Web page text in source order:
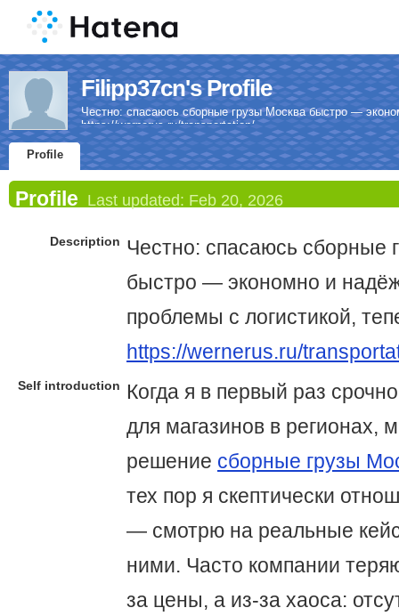
Filipp37cn's Profile
Честно: спасаюсь сборные грузы Москва быстро —
https://wernerus.ru/transportation/
Profile
Profile Last updated: Feb 20, 2026
Description Честно: спасаюсь сборные
быстро — экономно и
проблемы с логистикой,
https://wernerus.ru/
Self introduction
Когда я в первый раз
для магазинов в регионах,
решение сборные грузы
тех пор я скептически
— смотрю на реальные
ними. Часто компании
за цены, а из-за хаоса: